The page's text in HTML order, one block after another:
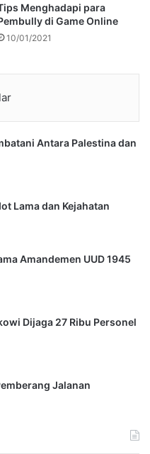
Menghadapi para
di Game Online
10/01/2021
Antara Palestina dan
Lama dan Kejahatan
Amandemen UUD 1945
Dijaga 27 Ribu Personel
Jalanan